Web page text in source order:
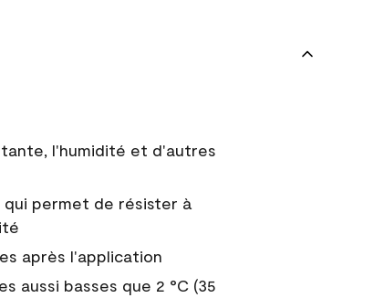
l'humidité et d'autres
qui permet de résister à
après l'application
aussi basses que 2 °C (35